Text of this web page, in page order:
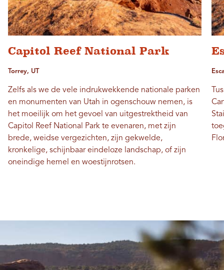
Capitol Reef National Park
Torrey, UT
Zelfs als we de vele indrukwekkende nationale parken
en monumenten van Utah in ogenschouw nemen, is
het moeilijk om het gevoel van uitgestrektheid van
Capitol Reef National Park te evenaren, met zijn
brede, weidse vergezichten, zijn gekwelde,
kronkelige, schijnbaar eindeloze landschap, of zijn
oneindige hemel en woestijnrotsen.